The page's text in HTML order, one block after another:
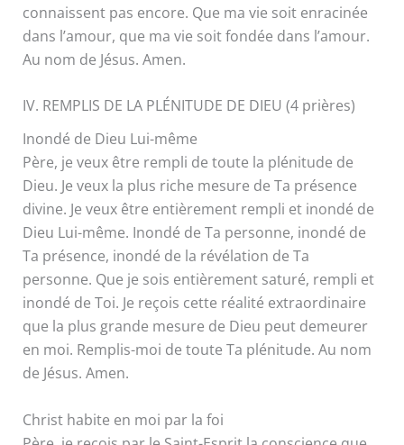
connaissent pas encore. Que ma vie soit enracinée
dans l’amour, que ma vie soit fondée dans l’amour.
Au nom de Jésus. Amen.
IV. REMPLIS DE LA PLÉNITUDE DE DIEU (4 prières)
Inondé de Dieu Lui-même
Père, je veux être rempli de toute la plénitude de
Dieu. Je veux la plus riche mesure de Ta présence
divine. Je veux être entièrement rempli et inondé de
Dieu Lui-même. Inondé de Ta personne, inondé de
Ta présence, inondé de la révélation de Ta
personne. Que je sois entièrement saturé, rempli et
inondé de Toi. Je reçois cette réalité extraordinaire
que la plus grande mesure de Dieu peut demeurer
en moi. Remplis-moi de toute Ta plénitude. Au nom
de Jésus. Amen.
Christ habite en moi par la foi